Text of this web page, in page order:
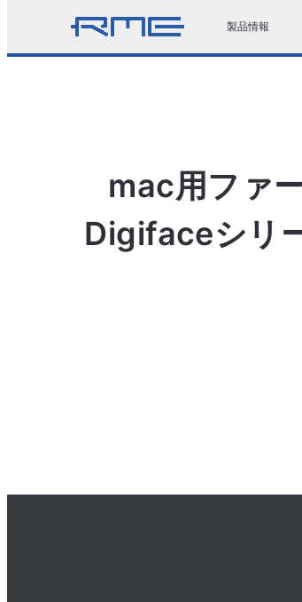
製品情報
mac用ファ
Digifaceシリ